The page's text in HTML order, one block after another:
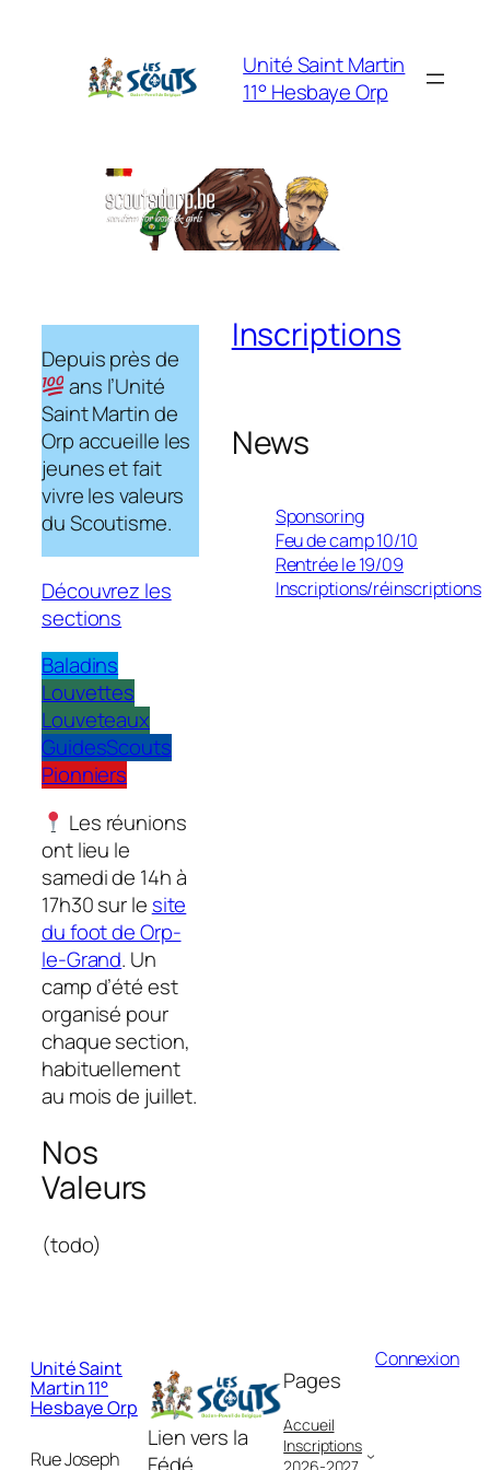
Unité Saint Martin
11° Hesbaye Orp
Depuis près de
ans l’Unité
Saint Martin de
Orp accueille les
jeunes et fait
vivre les valeurs
du Scoutisme.
Découvrez les
sections
Baladins
Louvettes
Louveteaux
GuidesScouts
Pionniers
Les réunions
ont lieu le
samedi de 14h à
17h30 sur le site
du foot de Orp-
le-Grand. Un
camp d’été est
organisé pour
chaque section,
habituellement
au mois de juillet.
Nos
Valeurs
(todo)
Inscriptions
News
Sponsoring
Feu de camp 10/10
Rentrée le 19/09
Inscriptions/réinscriptions
Unité Saint
Martin 11°
Hesbaye Orp
Rue Joseph
Lien vers la
Fédé
Pages
Accueil
Inscriptions
Connexion